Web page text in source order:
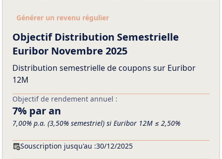
Générer un revenu régulier
Objectif Distribution Semestrielle
Euribor Novembre 2025
Distribution semestrielle de coupons sur Euribor
12M
Objectif de rendement annuel :
7% par an
7,00% p.a. (3,50% semestriel) si Euribor 12M ≤ 2,50%
Souscription jusqu'au :30/12/2025